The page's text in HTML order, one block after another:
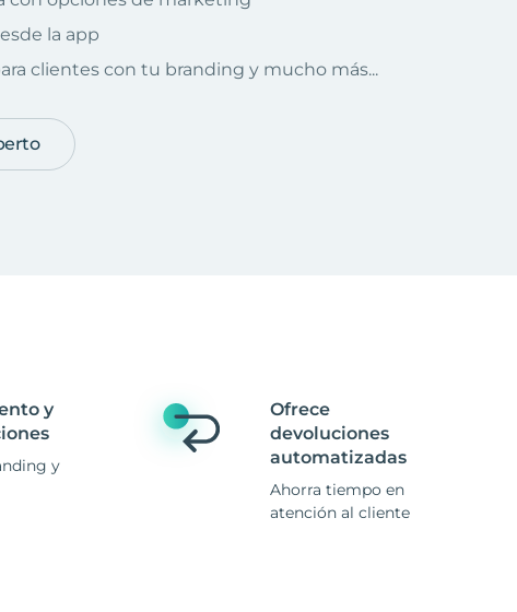
la app
clientes con tu branding y mucho más...
y
y
Ofrece
devoluciones
automatizadas
Ahorra tiempo en
atención al cliente